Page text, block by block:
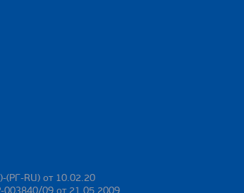
RU) от 10.02.20